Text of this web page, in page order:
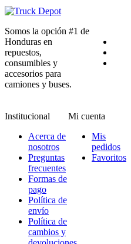
Somos la opción #1 de
Honduras en
repuestos,
consumibles y
accesorios para
camiones y buses.
Institucional
Acerca de
nosotros
Preguntas
frecuentes
Formas de
pago
Política de
envío
Política de
cambios y
Mi cuenta
Mis
pedidos
Favoritos